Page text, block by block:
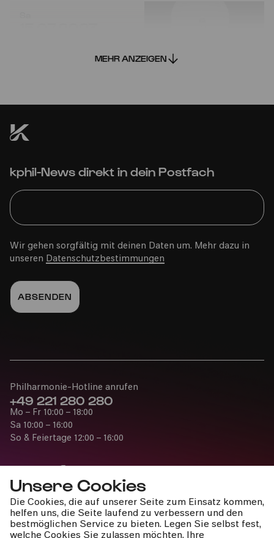
Unsere Cookies
Die Cookies, die auf unserer Seite zum Einsatz kommen,
helfen uns, die Seite laufend zu verbessern und den
bestmöglichen Service zu bieten. Legen Sie selbst fest,
welche Cookies Sie zulassen möchten. Ihre
YAMATO – The Drummers of
15.07.2023
15:00
YAMATO – The Drummers of
Japan
Fr
14.07.2023
20:00
MEHR ANZEIGEN
kphil-News direkt in dein Postfach
Wir gehen sorgfältig mit deinen Daten um. Mehr dazu in
unseren Datenschutzbestimmungen
Presse
Jobs
Philharmonie-Hotline anrufen
+49 221 280 280
Mo – Fr 10:00 – 18:00
Sa 10:00 – 16:00
So & Feiertage 12:00 – 16:00